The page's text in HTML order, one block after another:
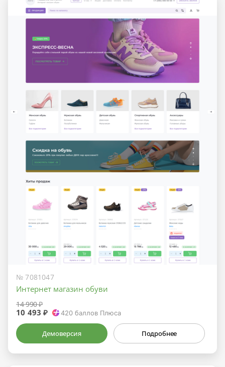
№ 7081047
Интернет магазин обуви
14 990 ₽
10 493 ₽ 420баллов Плюса
Демоверсия Подробнее